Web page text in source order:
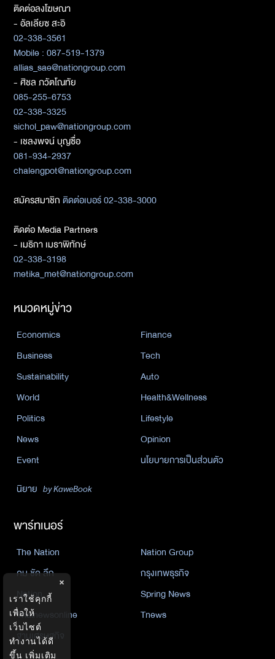
ติดต่อลงโฆษณา
- อัลเลียซ สะอิ
02-338-3561
Mobile : 087-519-1379
allias_sae@nationgroup.com
- ศิชล ภวัตโณทัย
085-255-6753
02-338-3325
sichol_paw@nationgroup.com
- เชลงพจน์ บุญซื่อ
081-934-2937
chalengpot@nationgroup.com
สมัครสมาชิกติดต่อเบอร์ 02-338-3000
ติดต่อ Media Partners
- เมธิกา เมธาพิทักษ์
02-338-3198
metika_met@nationgroup.com
หมวดหมู่ข่าว
Economics
Finance
Business
Tech
Sustainability
Auto
World
Health&Wellness
Politics
Lifestyle
News
Opinion
Event
นโยบายการเป็นส่วนตัว
นิยาย by KaweBook
พาร์ทเนอร์
The Nation
Nation Group
คม ชัด ลึก
กรุงเทพธุรกิจ
Nation
Spring News
Thainewsonline
Tnews
ฐานเศรษฐกิจ
×
เราใช้คุกกี้
เพื่อให้
เว็บไซต์
ทำงานได้ดี
ขึ้น เพิ่มเติม